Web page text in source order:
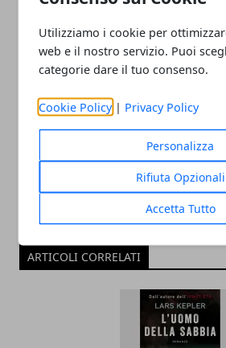
Utilizziamo i cookie per
web e il nostro servizio. Puoi
categorie dare il tuo consenso.
Cookie Policy | Privacy Policy
Personalizza
Rifiuta Opzionali
Accetta Tutto
Redazione
ARTICOLI CORRELATI